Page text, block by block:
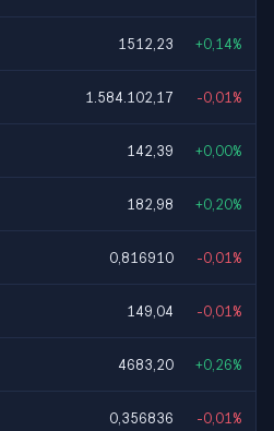
1512,23 +0,14%
1.584.102,17 -0,01%
142,39 +0,00%
182,98 +0,20%
0,816910 -0,01%
149,04 -0,01%
4683,20 +0,26%
0,356836 -0,01%